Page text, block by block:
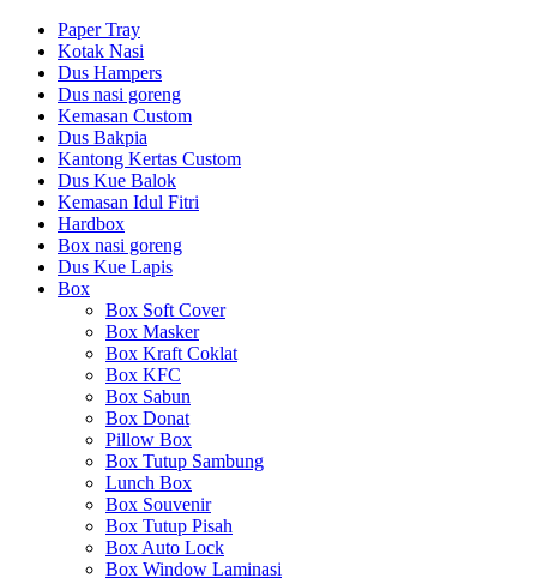
Paper Tray
Kotak Nasi
Dus Hampers
Dus nasi goreng
Kemasan Custom
Dus Bakpia
Kantong Kertas Custom
Dus Kue Balok
Kemasan Idul Fitri
Hardbox
Box nasi goreng
Dus Kue Lapis
Box
Box Soft Cover
Box Masker
Box Kraft Coklat
Box KFC
Box Sabun
Box Donat
Pillow Box
Box Tutup Sambung
Lunch Box
Box Souvenir
Box Tutup Pisah
Box Auto Lock
Box Window Laminasi